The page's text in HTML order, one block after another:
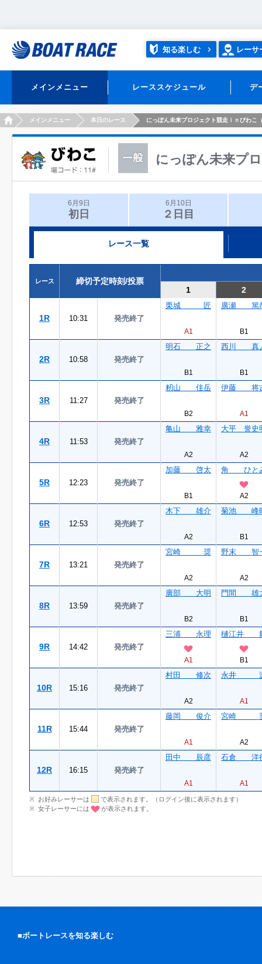
知る楽しむ レーサ
メインメニュー レーススケジュール デ
HOMEメインメニュー 本日のレース にっぽん未来プロジェクト競走ｉｎびわこ
にっぽん未来プ
6月9日
初日
6月10日
２日目
レース一覧
レース
締切予定時刻/投票
1
2
1R 10:31 発売終了
栗城 匠
A1
廣瀬 篤
B1
2R 10:58 発売終了
明石 正之
B1
西川 真
B1
3R 11:27 発売終了
籾山 佳岳
B2
伊藤 将
A1
4R 11:53 発売終了
亀山 雅幸
A2
大平 誉史
A2
5R 12:23 発売終了
加藤 啓太
B1
角 ひと
A2
6R 12:53 発売終了
木下 雄介
A2
菊池 峰
B1
7R 13:21 発売終了
宮崎 奨
A2
野末 智
A2
8R 13:59 発売終了
廣部 大明
B2
門間 雄
B1
9R 14:42 発売終了
三浦 永理
A1
樋江井
B1
10R 15:16 発売終了
村田 修次
A2
永井
A1
11R 15:44 発売終了
藤岡 俊介
A1
宮崎
A2
12R 16:15 発売終了
田中 辰彦
A1
石倉 洋
A1
お好みレーサーは
で表示されます。（ログイン後に表示されます）
女子レーサーには
が表示されます。
■ボートレースを知る楽しむ